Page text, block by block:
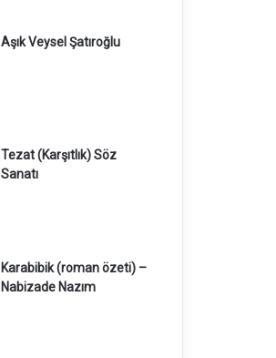
Aşık Veysel Şatıroğlu
Tezat (Karşıtlık) Söz
Sanatı
Karabibik (roman özeti) –
Nabizade Nazım